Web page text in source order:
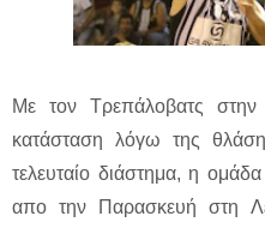
Με τον Τρεπάλοβατς
κατάσταση λόγω της
τελευταίο διάστημα, η
απο την Παρασκευή στη